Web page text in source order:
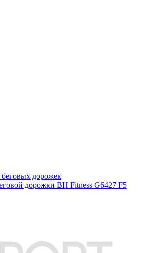
беговых дорожек
дорожки BH Fitness G6427 F5